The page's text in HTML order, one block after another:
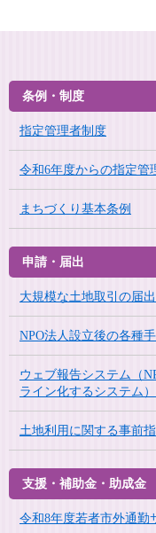
条例・制度
指定管理者制度
令和6年度からの指定管
まちづくり基本条例
申請・届出
大規模な土地取引の届
NPO法人設立後の各種
ウェブ報告システム（
ライン化するシステム
土地利用に関する事前
支援・補助金・助成金
令和8年度若者市外通勤